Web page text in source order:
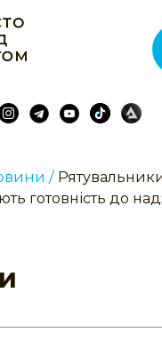
/
готовність до